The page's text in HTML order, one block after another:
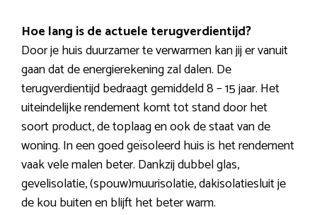
Hoe lang is de actuele terugverdientijd?
Door je huis duurzamer te verwarmen kan jij er vanuit
gaan dat de energierekening zal dalen. De
terugverdientijd bedraagt gemiddeld 8 – 15 jaar. Het
uiteindelijke rendement komt tot stand door het
soort product, de toplaag en ook de staat van de
woning. In een goed geïsoleerd huis is het rendement
vaak vele malen beter. Dankzij dubbel glas,
gevelisolatie, (spouw)muurisolatie, dakisolatiesluit je
de kou buiten en blijft het beter warm.